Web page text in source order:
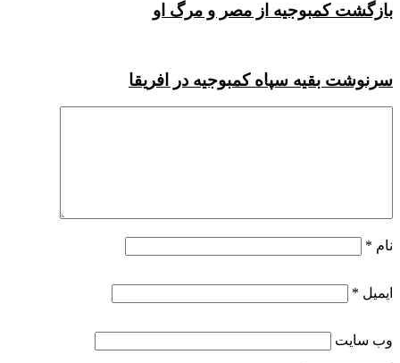
بازگشت کمبوجیه از مصر و مرگ او
سرنوشت بقیه سپاه کمبوجیه در افریقا
نام *
ایمیل *
وب‌ سایت